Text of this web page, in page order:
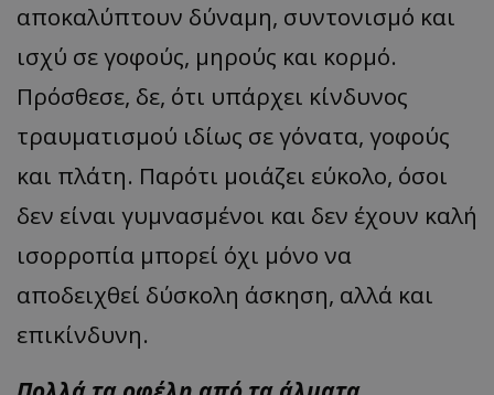
αποκαλύπτουν δύναμη, συντονισμό και
ισχύ σε γοφούς, μηρούς και κορμό.
Πρόσθεσε, δε, ότι υπάρχει κίνδυνος
τραυματισμού ιδίως σε γόνατα, γοφούς
και πλάτη. Παρότι μοιάζει εύκολο, όσοι
δεν είναι γυμνασμένοι και δεν έχουν καλή
ισορροπία μπορεί όχι μόνο να
αποδειχθεί δύσκολη άσκηση, αλλά και
επικίνδυνη.